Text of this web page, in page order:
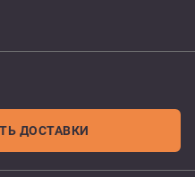
ДОСТАВКИ